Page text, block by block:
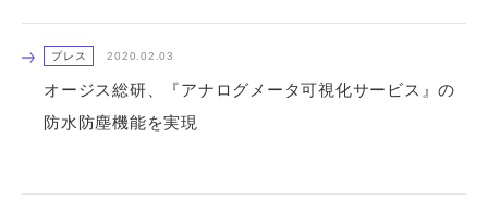
プレス 2020.02.03
オージス総研、『アナログメータ可視化サービス』の
防水防塵機能を実現